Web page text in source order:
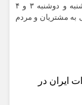
چهارشنبه ٢٩ اسفندماه ۱۴۰۳ و همچنین روزهای یکشنبه و دوشنبه ۳ و ۴
برای خدمت‌رسانی به مشتریان و مردم